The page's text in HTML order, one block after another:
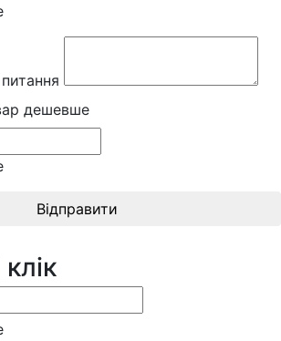
дешевше
Відправити